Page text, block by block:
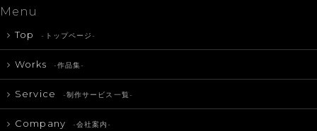
Menu
Top -トップページ-
Works -作品集-
Service -制作サービス一覧-
Company -会社案内-